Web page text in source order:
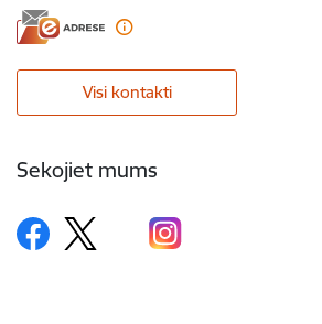
Visi kontakti
Sekojiet mums